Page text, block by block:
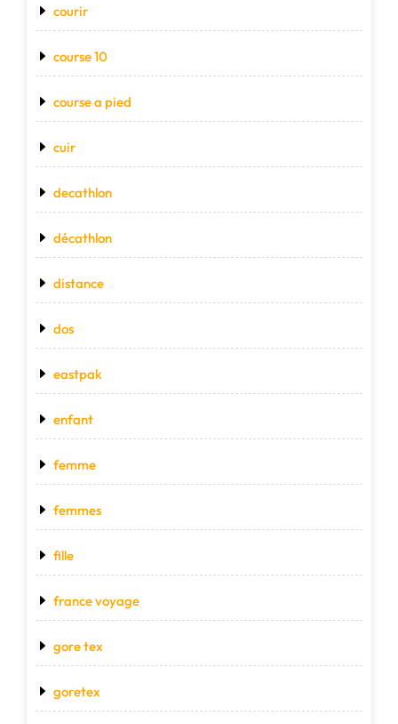
courir
course 10
course a pied
cuir
decathlon
décathlon
distance
dos
eastpak
enfant
femme
femmes
fille
france voyage
gore tex
goretex